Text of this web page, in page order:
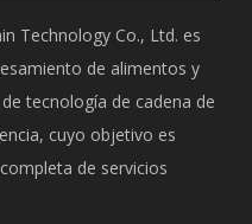
Technology Co., Ltd. es
de alimentos y
tecnología de cadena de
cuyo objetivo es
de servicios